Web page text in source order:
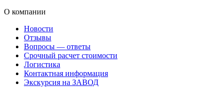
О компании
Новости
Отзывы
Вопросы — ответы
Срочный расчет стоимости
Логистика
Контактная информация
Экскурсия на ЗАВОД